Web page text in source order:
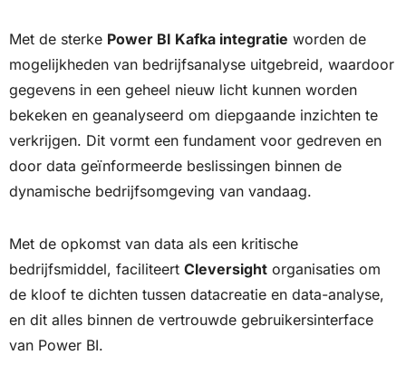
Met de sterke Power BI Kafka integratie worden de
mogelijkheden van bedrijfsanalyse uitgebreid, waardoor
gegevens in een geheel nieuw licht kunnen worden
bekeken en geanalyseerd om diepgaande inzichten te
verkrijgen. Dit vormt een fundament voor gedreven en
door data geïnformeerde beslissingen binnen de
dynamische bedrijfsomgeving van vandaag.
Met de opkomst van data als een kritische
bedrijfsmiddel, faciliteert Cleversight organisaties om
de kloof te dichten tussen datacreatie en data-analyse,
en dit alles binnen de vertrouwde gebruikersinterface
van Power BI.